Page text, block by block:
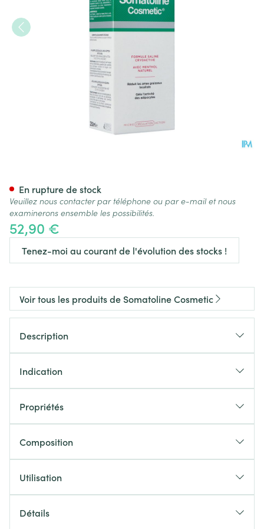
52,90 €
Tenez-moi au courant de l'évolution des stocks !
En rupture de stock
Veuillez nous contacter par téléphone ou par e-mail et nous
examinerons ensemble les possibilités.
Voir tous les produits de Somatoline Cosmetic
Description
Indication
Propriétés
Composition
Utilisation
Détails